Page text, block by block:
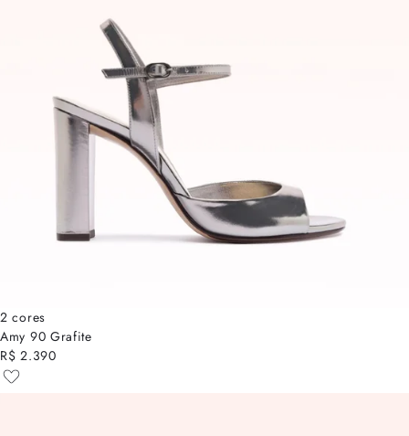
2 cores
Amy 90 Grafite
R$ 2.390